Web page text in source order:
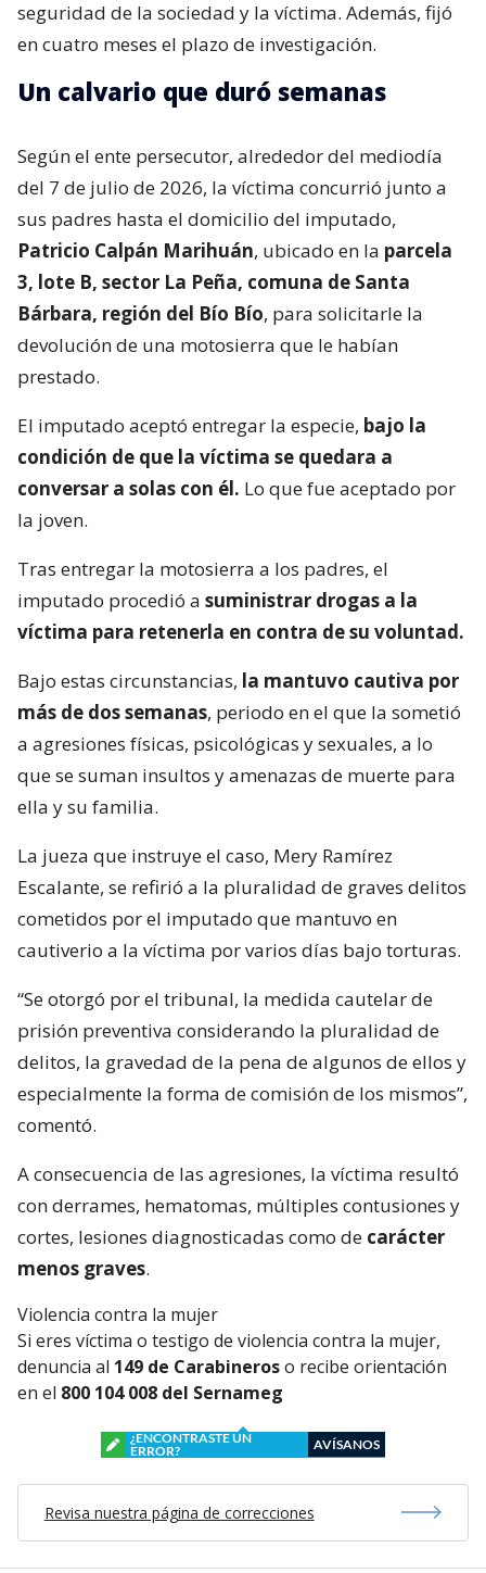
seguridad de la sociedad y la víctima. Además, fijó
en cuatro meses el plazo de investigación.
Un calvario que duró semanas
Según el ente persecutor, alrededor del mediodía
del 7 de julio de 2026, la víctima concurrió junto a
sus padres hasta el domicilio del imputado,
Patricio Calpán Marihuán, ubicado en la parcela
3, lote B, sector La Peña, comuna de Santa
Bárbara, región del Bío Bío, para solicitarle la
devolución de una motosierra que le habían
prestado.
El imputado aceptó entregar la especie, bajo la
condición de que la víctima se quedara a
conversar a solas con él. Lo que fue aceptado por
la joven.
Tras entregar la motosierra a los padres, el
imputado procedió a suministrar drogas a la
víctima para retenerla en contra de su voluntad.
Bajo estas circunstancias, la mantuvo cautiva por
más de dos semanas, periodo en el que la sometió
a agresiones físicas, psicológicas y sexuales, a lo
que se suman insultos y amenazas de muerte para
ella y su familia.
La jueza que instruye el caso, Mery Ramírez
Escalante, se refirió a la pluralidad de graves delitos
cometidos por el imputado que mantuvo en
cautiverio a la víctima por varios días bajo torturas.
“Se otorgó por el tribunal, la medida cautelar de
prisión preventiva considerando la pluralidad de
delitos, la gravedad de la pena de algunos de ellos y
especialmente la forma de comisión de los mismos”,
comentó.
A consecuencia de las agresiones, la víctima resultó
con derrames, hematomas, múltiples contusiones y
cortes, lesiones diagnosticadas como de carácter
menos graves.
Violencia contra la mujer
Si eres víctima o testigo de violencia contra la mujer,
denuncia al 149 de Carabineroso recibe orientación
en el 800 104 008 del Sernameg
¿ENCONTRASTE UN
ERROR?
AVÍSANOS
Revisa nuestra página de correcciones